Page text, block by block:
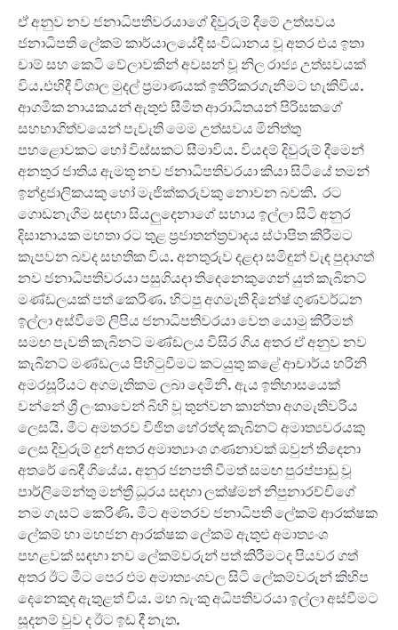
ඒ අනුව නව ජනාධිපතිවරයාගේ දිවුරුම් දීමේ උත්සවය
ජනාධිපති ලේකම් කාර්යාලයේදී සංවිධානය වූ අතර එය ඉතා
චාම් සහ කෙටි වේලාවකින් අවසන් වූ නිල රාජ්‍ය උත්සවයක්
විය.එහිදී විශාල මුදල් ප්‍රමාණයක් ඉතිරිකරගැනීමට හැකිවිය.
ආගමික නායකයන් ඇතුළු සීමිත ආරාධිතයන් පිරිසකගේ
සහභාගිත්වයෙන් පැවැති මෙම උත්සවය මිනිත්තු
පහළොවකට හෝ විස්සකට සීමාවිය. වියදම් දිවුරුම් දීමෙන්
අනතුර ජාතිය ඇමතූ නව ජනාධිපතිවරයා කියා සිටියේ තමන්
ඉන්ද්‍රජාලිකයකු හෝ මැජික්කරුවකු නොවන බවකි. රට
ගොඩනැගීම සඳහා සියලුදෙනාගේ සහාය ඉල්ලා සිටි අනුර
දිසානායක මහතා රට තුළ ප්‍රජාතන්ත්‍රවාදය ස්ථාපිත කිරීමට
කැපවන බවද සහතික විය. අනතුරුව දළදා සමිඳුන් වැඳ පුදාගත්
නව ජනාධිපතිවරයා පසුගියදා තිදෙනෙකුගෙන් යුත් කැබිනට්
මණ්ඩලයක් පත් කෙරිණ. හිටපු අගමැති දිනේෂ් ගුණවර්ධන
ඉල්ලා අස්වීමේ ලිපිය ජනාධිපතිවරයා වෙත යොමු කිරීමත්
සමඟ පැවති කැබිනට් මණ්ඩලය විසිර ගිය අතර ඒ අනුව නව
කැබිනට් මණ්ඩලය පිහිටුවීමට කටයුතු කළේ ආචාර්ය හරිනි
අමරසූරියට අගමැතිකම ලබා දෙමිනි. ඇය ඉතිහාසයෙක්
වන්නේ ශ්‍රී ලංකාවෙන් බිහි වූ තුන්වන කාන්තා අගමැතිවරිය
ලෙසයි. මීට අමතරව විජිත හේරත්ද කැබිනට් අමාත්‍යවරයකු
ලෙස දිවුරුම් දුන් අතර අමාත්‍යාංශ ගණනාවක් ඔවුන් තිදෙනා
අතරේ බෙදී ගියේය. අනුර ජනපති වීමත් සමඟ පුරප්පාඩු වූ
පාර්ලිමේන්තු මන්ත්‍රී ධූරය සඳහා ලක්ෂ්මන් නිපුනාරච්චිගේ
නම ගැසට් කෙරිණි. මීට අමතරව ජනාධිපති ලේකම් ආරක්ෂක
ලේකම් හා මහජන ආරක්ෂක ලේකම් ඇතුළු අමාත්‍යංශ
පහළවක් සඳහා නව ලේකම්වරුන් පත් කිරීමටද පියවර ගත්
අතර ඊට මීට පෙර එම අමාත්‍යංශවල සිටි ලේකම්වරුන් කිහිප
දෙනෙකුද ඇතුළත් විය. මහ බැංකු අධිපතිවරයා ඉල්ලා අස්වීමට
සූදනම් වුව ද ඊට ඉඩ දී නැත.